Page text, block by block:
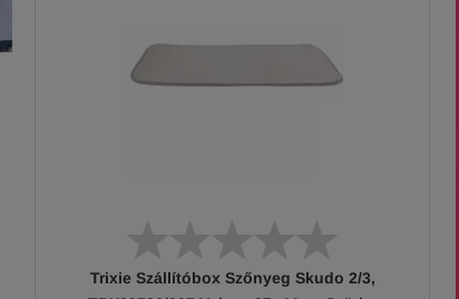
Trixie Szállítóbox Szőnyeg Skudo 2/3,